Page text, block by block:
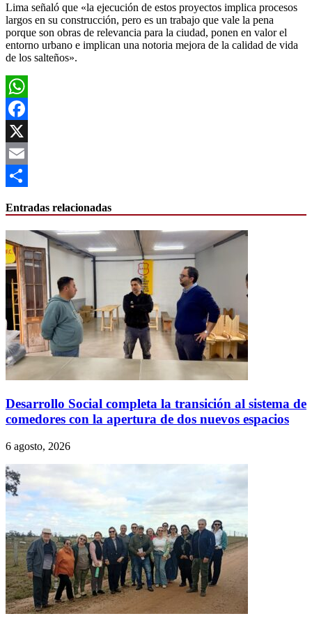
Lima señaló que «la ejecución de estos proyectos implica procesos
largos en su construcción, pero es un trabajo que vale la pena
porque son obras de relevancia para la ciudad, ponen en valor el
entorno urbano e implican una notoria mejora de la calidad de vida
de los salteños».
WhatsApp
Facebook
X
Email
Entradas relacionadas
Desarrollo Social completa la transición al sistema de
comedores con la apertura de dos nuevos espacios
6 agosto, 2026